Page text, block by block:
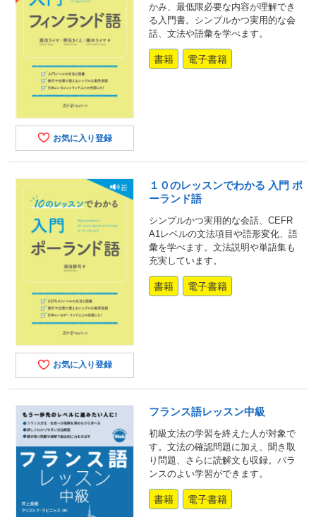
お気に入り登録
かみ、最低限必要な内容が理解でき
る入門書。シンプルかつ実用的な会
話、文法や語彙を学べます。
書籍 電子書籍
お気に入り登録
１０のレッスンでわかる 入門 ポ
ーランド語
シンプルかつ実用的な会話、CEFR
A1レベルの文法項目や語形変化、語
彙を学べます。文法説明や単語集も
充実しています。
書籍 電子書籍
フランス語レッスン中級
初級文法の学習を終えた人が対象で
す。文法の確認問題に加え、聞き取
り問題、さらに読解文も収録。バラ
ンスのよい学習ができます。
書籍 電子書籍